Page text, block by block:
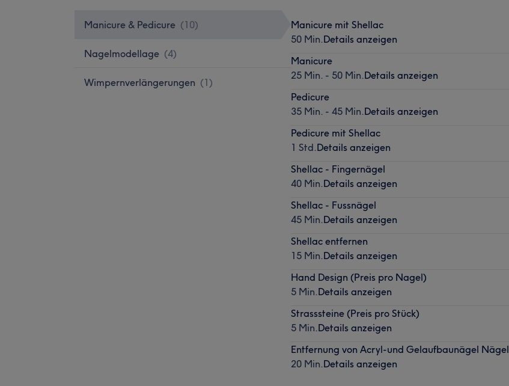
Manicure & Pedicure (10)
Nagelmodellage (4)
Wimpernverlängerungen (1)
Manicure mit Shellac
50 Min.Details anzeigen
Manicure
25 Min. - 50 Min.Details anzeigen
Pedicure
35 Min. - 45 Min.Details anzeigen
Pedicure mit Shellac
1 Std.Details anzeigen
Shellac - Fingernägel
40 Min.Details anzeigen
Shellac - Fussnägel
45 Min.Details anzeigen
Shellac entfernen
15 Min.Details anzeigen
Hand Design (Preis pro Nagel)
5 Min.Details anzeigen
Strasssteine (Preis pro Stück)
5 Min.Details anzeigen
Entfernung von Acryl-und Gelaufbaunägel Nägel
20 Min.Details anzeigen